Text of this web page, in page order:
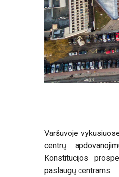
Varšuvoje
centrų
Konstitucijos
paslaugų centrams.